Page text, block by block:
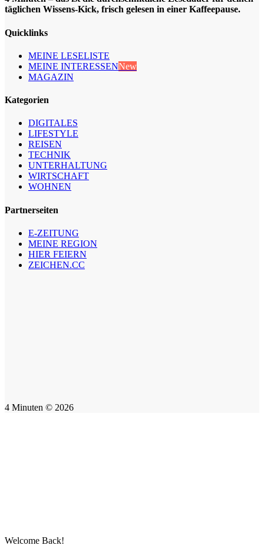
täglichen Wissens-Kick, frisch gelesen in einer Kaffeepause.
Quicklinks
MEINE LESELISTE
MEINE INTERESSENNew
MAGAZIN
Kategorien
DIGITALES
LIFESTYLE
REISEN
TECHNIK
UNTERHALTUNG
WIRTSCHAFT
WOHNEN
Partnerseiten
E-ZEITUNG
MEINE REGION
HIER FEIERN
ZEICHEN.CC
4 Minuten © 2026
Welcome Back!